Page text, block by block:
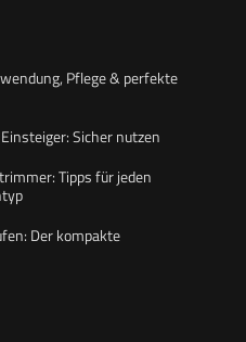
Pflege & perfekte
Sicher nutzen
Tipps für jeden
Der kompakte